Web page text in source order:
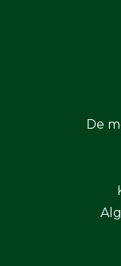
De